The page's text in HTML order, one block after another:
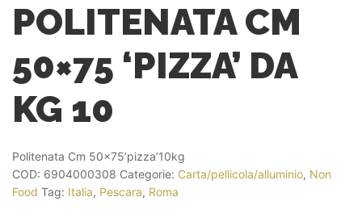
POLITENATA CM
50×75 ‘PIZZA’ DA
KG 10
Politenata Cm 50×75’pizza’10kg
COD: 6904000308 Categorie: Carta/pellicola/alluminio, Non
Food Tag: Italia, Pescara, Roma